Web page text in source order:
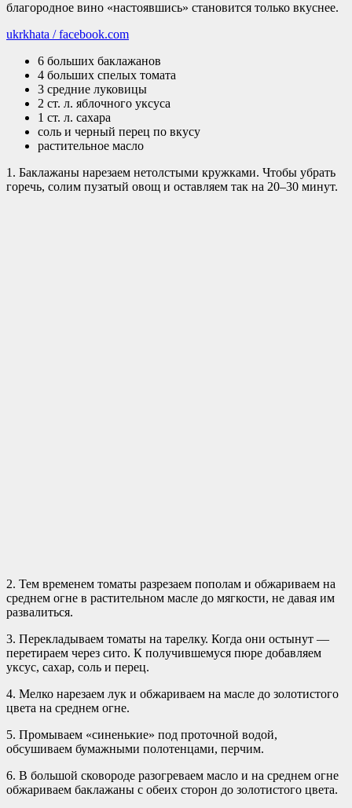
благородное вино «настоявшись» становится только вкуснее.
ukrkhata / facebook.com
6 больших баклажанов
4 больших спелых томата
3 средние луковицы
2 ст. л. яблочного уксуса
1 ст. л. сахара
соль и черный перец по вкусу
растительное масло
1. Баклажаны нарезаем нетолстыми кружками. Чтобы убрать
горечь, солим пузатый овощ и оставляем так на 20–30 минут.
2. Тем временем томаты разрезаем пополам и обжариваем на
среднем огне в растительном масле до мягкости, не давая им
развалиться.
3. Перекладываем томаты на тарелку. Когда они остынут —
перетираем через сито. К получившемуся пюре добавляем
уксус, сахар, соль и перец.
4. Мелко нарезаем лук и обжариваем на масле до золотистого
цвета на среднем огне.
5. Промываем «синенькие» под проточной водой,
обсушиваем бумажными полотенцами, перчим.
6. В большой сковороде разогреваем масло и на среднем огне
обжариваем баклажаны с обеих сторон до золотистого цвета.